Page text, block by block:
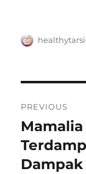
Author
pos
PREVIOUS
Previous
post: